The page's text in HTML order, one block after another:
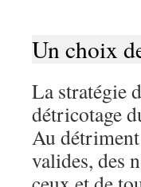
Un choix
La stratégie
détricotage
Au détriment
valides, des